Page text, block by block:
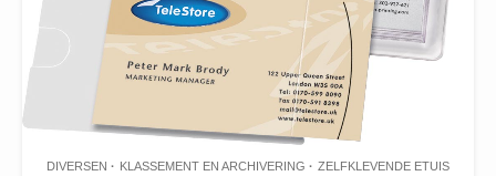
DIVERSEN KLASSEMENT EN ARCHIVERING ZELFKLEVENDE ETUIS